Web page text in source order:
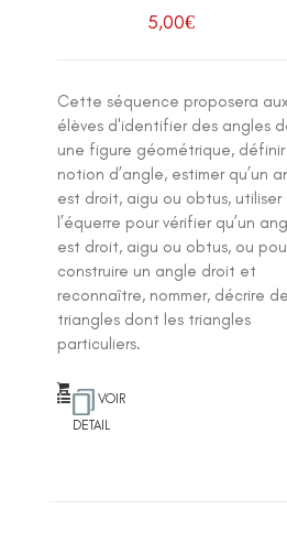
5,00€
Cette séquence proposera aux
élèves d'identifier des angles
une figure géométrique,
notion d’angle, estimer qu’un
est droit, aigu ou obtus, utiliser
l’équerre pour vérifier qu’un
est droit, aigu ou obtus, ou
construire un angle droit et
reconnaître, nommer, décrire
triangles dont les triangles
particuliers.
VOIR
DETAIL